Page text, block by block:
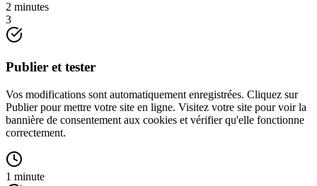
2 minutes
3
Publier et tester
Vos modifications sont automatiquement enregistrées. Cliquez sur
Publier pour mettre votre site en ligne. Visitez votre site pour voir la
bannière de consentement aux cookies et vérifier qu'elle fonctionne
correctement.
1 minute